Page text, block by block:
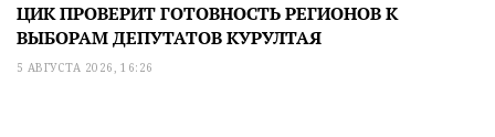
ЦИК ПРОВЕРИТ ГОТОВНОСТЬ РЕГИОНОВ К
ВЫБОРАМ ДЕПУТАТОВ КУРУЛТАЯ
5 АВГУСТА 2026, 16:26